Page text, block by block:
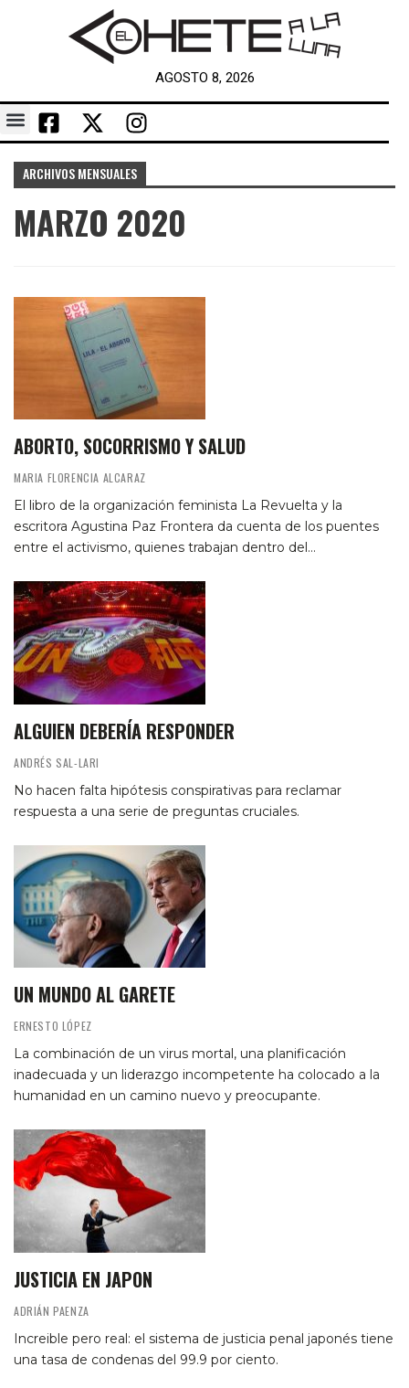
AGOSTO 8, 2026
ARCHIVOS MENSUALES
MARZO 2020
ABORTO, SOCORRISMO Y SALUD
MARIA FLORENCIA ALCARAZ
El libro de la organización feminista La Revuelta y la
escritora Agustina Paz Frontera da cuenta de los puentes
entre el activismo, quienes trabajan dentro del…
ALGUIEN DEBERÍA RESPONDER
ANDRÉS SAL-LARI
No hacen falta hipótesis conspirativas para reclamar
respuesta a una serie de preguntas cruciales.
UN MUNDO AL GARETE
ERNESTO LÓPEZ
La combinación de un virus mortal, una planificación
inadecuada y un liderazgo incompetente ha colocado a la
humanidad en un camino nuevo y preocupante.
JUSTICIA EN JAPON
ADRIÁN PAENZA
Increible pero real: el sistema de justicia penal japonés tiene
una tasa de condenas del 99.9 por ciento.